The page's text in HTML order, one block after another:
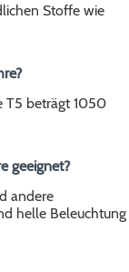
Stoffe wie
T5 beträgt 1050
geeignet?
andere
helle Beleuchtung